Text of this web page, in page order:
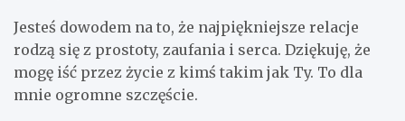
Jesteś dowodem na to, że najpiękniejsze relacje
rodzą się z prostoty, zaufania i serca. Dziękuję, że
mogę iść przez życie z kimś takim jak Ty. To dla
mnie ogromne szczęście.